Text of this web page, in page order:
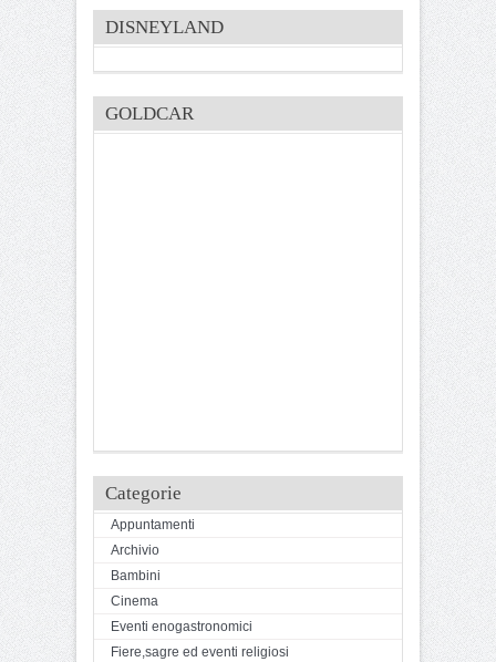
DISNEYLAND
GOLDCAR
Categorie
Appuntamenti
Archivio
Bambini
Cinema
Eventi enogastronomici
Fiere,sagre ed eventi religiosi